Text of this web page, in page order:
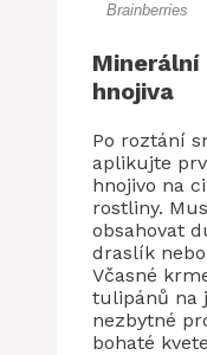
Minerální
hnojiva
Po roztání
aplikujte
hnojivo na
rostliny.
obsahovat
draslík
Včasné
tulipánů na
nezbytné
bohaté